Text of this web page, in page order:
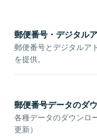
郵便番号・デジタル
郵便番号とデジタルア
を提供。
郵便番号データのダ
各種データのダウンロ
更新）